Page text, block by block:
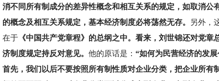
消不同所有制成分的差异性概念和相互关系的规定，如取消公
的概念及相互关系规定，基本经济制度必将荡然无存。
另外，
在于 《中国共产党章程》的总纲之中。看来，刘世锦还对党章
济制度规定持反对意见。 他的原话是： “如何为民营经济的发
首先，我们以后不要按照所有制性质对企业分类，把企业所有